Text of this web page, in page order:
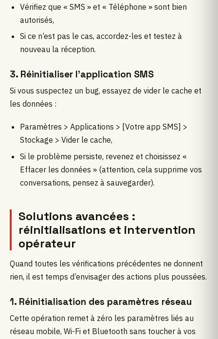
Vérifiez que « SMS » et « Téléphone » sont bien
autorisés,
Si ce n’est pas le cas, accordez-les et testez à
nouveau la réception.
3. Réinitialiser l’application SMS
Si vous suspectez un bug, essayez de vider le cache et
les données :
Paramètres > Applications > [Votre app SMS] >
Stockage > Vider le cache,
Si le problème persiste, revenez et choisissez «
Effacer les données » (attention, cela supprime vos
conversations, pensez à sauvegarder).
Solutions avancées :
réinitialisations et intervention
opérateur
Quand toutes les vérifications précédentes ne donnent
rien, il est temps d’envisager des actions plus poussées.
1. Réinitialisation des paramètres réseau
Cette opération remet à zéro les paramètres liés au
réseau mobile, Wi-Fi et Bluetooth sans toucher à vos